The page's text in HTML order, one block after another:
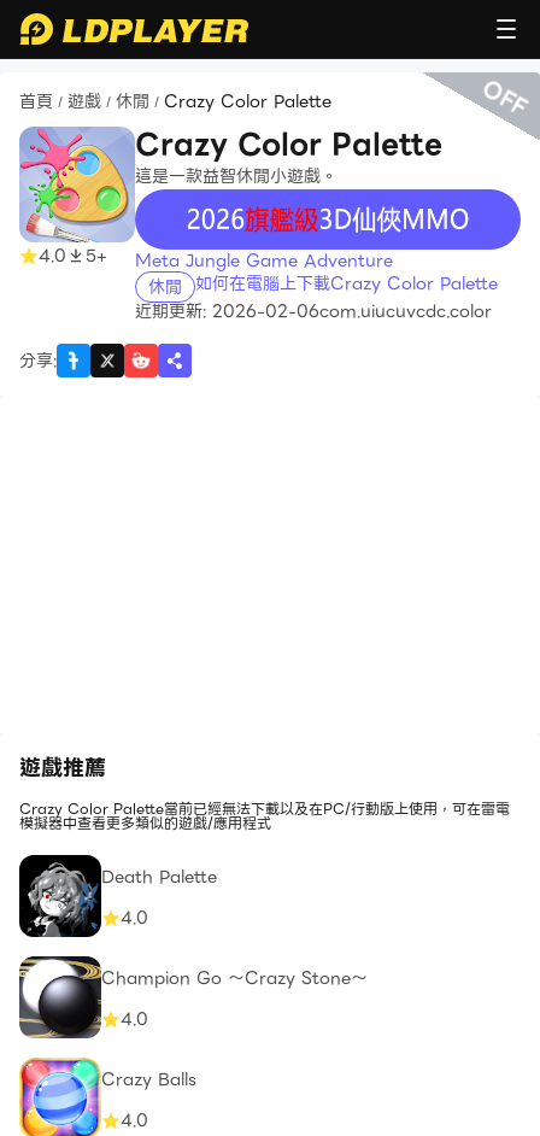
首頁 / 遊戲 / 休閒 / Crazy Color Palette
4.0 5+
Crazy Color Palette
這是一款益智休閒小遊戲。
recommend
Meta Jungle Game Adventure
休閒 如何在電腦上下載Crazy Color Palette
近期更新: 2026-02-06com.uiucuvcdc.color
分享:
OFF
遊戲推薦
Crazy Color Palette當前已經無法下載以及在PC/行動版上使用，可在雷電
模擬器中查看更多類似的遊戲/應用程式
Death Palette
4.0
Champion Go ～Crazy Stone～
4.0
Crazy Balls
4.0